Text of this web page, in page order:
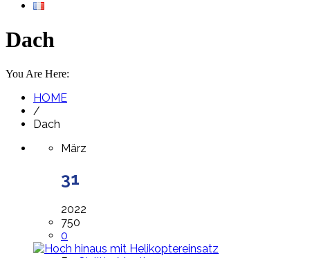
Dach
You Are Here:
HOME
/
Dach
März
31
2022
750
0